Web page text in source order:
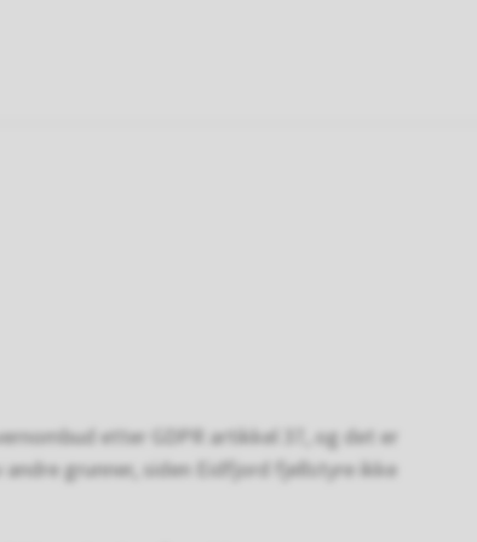
etter GDPR artikkel 37, og det er
grunner, siden Eidfjord fjellstyre ikke